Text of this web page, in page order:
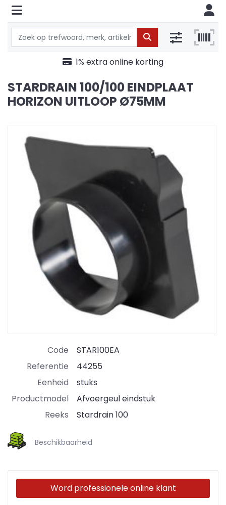
1% extra online korting
STARDRAIN 100/100 EINDPLAAT
HORIZON UITLOOP Ø75MM
Code
STAR100EA
Referentie
44255
Eenheid
stuks
Productmodel
Afvoergeul eindstuk
Reeks
Stardrain 100
Beschikbaarheid
Word professionele online klant